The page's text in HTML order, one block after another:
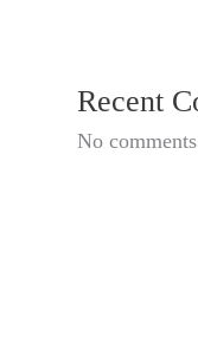
Recent
No